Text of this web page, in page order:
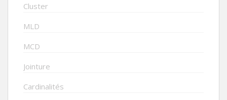
Cluster
MLD
MCD
Jointure
Cardinalités